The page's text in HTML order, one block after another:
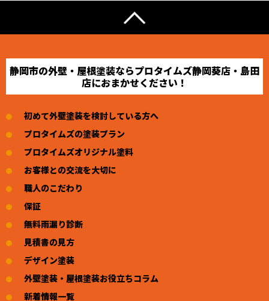
静岡市の外壁・屋根塗装ならプロタイムズ静岡葵店・島田
店におまかせください！
初めて外壁塗装を検討している方へ
プロタイムズの塗装プラン
プロタイムズオリジナル塗料
お客様との交流を大切に
職人のこだわり
保証
無料雨漏り診断
見積書の見方
デザイン塗装
外壁塗装・屋根塗装お役立ちコラム
新着情報一覧